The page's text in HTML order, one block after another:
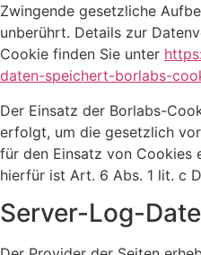
Zwingende gesetzliche
unberührt. Details zur
Cookie finden Sie unter
daten-speichert-borlabs-
Der Einsatz der Borlabs-
erfolgt, um die gesetzlich
für den Einsatz von Cookies
hierfür ist Art. 6 Abs. 1 lit. c
Server-Log-